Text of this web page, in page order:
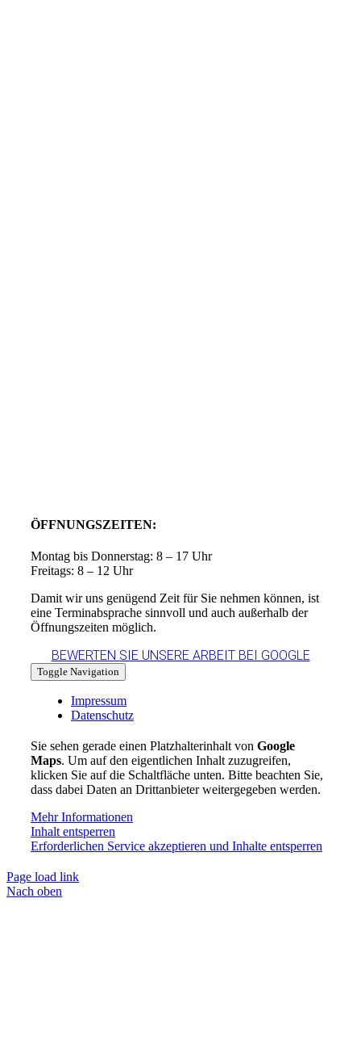
ÖFFNUNGSZEITEN:
Montag bis Donnerstag: 8 – 17 Uhr
Freitags: 8 – 12 Uhr
Damit wir uns genügend Zeit für Sie nehmen können, ist
eine Terminabsprache sinnvoll und auch außerhalb der
Öffnungszeiten möglich.
BEWERTEN SIE UNSERE ARBEIT BEI GOOGLE
Toggle Navigation
Impressum
Datenschutz
Sie sehen gerade einen Platzhalterinhalt von Google
Maps. Um auf den eigentlichen Inhalt zuzugreifen,
klicken Sie auf die Schaltfläche unten. Bitte beachten Sie,
dass dabei Daten an Drittanbieter weitergegeben werden.
Mehr Informationen
Inhalt entsperren
Erforderlichen Service akzeptieren und Inhalte entsperren
Page load link
Nach oben